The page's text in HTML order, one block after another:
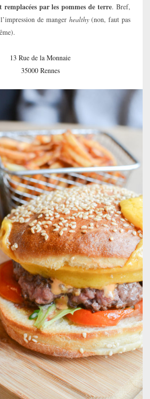
remplacées par les pommes de terre. Bref,
de manger healthy(non, faut pas
13 Rue de la Monnaie
35000 Rennes